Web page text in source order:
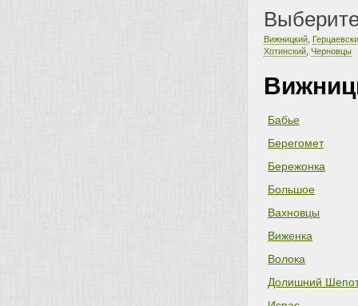
Вижницкий
Хотинский Черновцы
Бабье
Берегомет
Бережонка
Большое
Вахновцы
Виженка
Волока
Долишний